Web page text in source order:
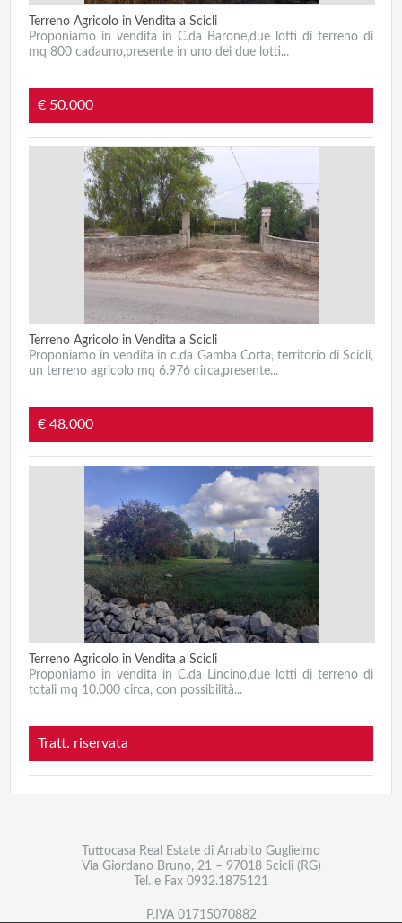
Terreno Agricolo in Vendita a Scicli
Proponiamo in vendita in C.da Barone,due lotti di terreno di
mq 800 cadauno,presente in uno dei due lotti...
€ 50.000
Terreno Agricolo in Vendita a Scicli
Proponiamo in vendita in c.da Gamba Corta, territorio di Scicli,
un terreno agricolo mq 6.976 circa,presente...
€ 48.000
Terreno Agricolo in Vendita a Scicli
Proponiamo in vendita in C.da Lincino,due lotti di terreno di
totali mq 10.000 circa, con possibilità...
Tratt. riservata
Tuttocasa Real Estate di Arrabito Guglielmo
Via Giordano Bruno, 21 – 97018 Scicli (RG)
Tel. e Fax 0932.1875121
P.IVA 01715070882